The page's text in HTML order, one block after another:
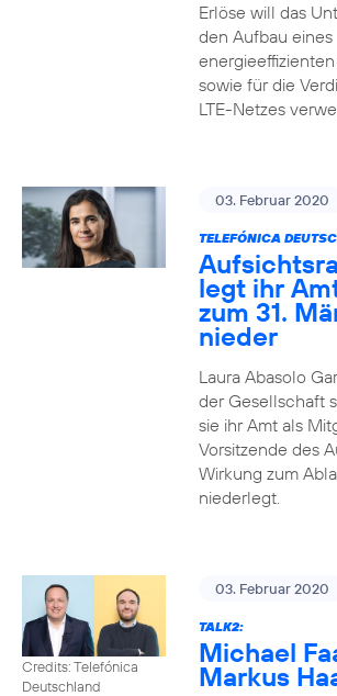
Erlöse will das
den Aufbau eines
sowie für die
LTE-Netzes
03. Februar 2020
TELEFÓNICA
legt ihr
zum 31.
nieder
Laura Abasolo
der Gesellschaft
sie ihr Amt als
Vorsitzende des
Wirkung zum
niederlegt.
Credits: Telefónica
Deutschland
03. Februar 2020
TALK2:
Michael
Markus